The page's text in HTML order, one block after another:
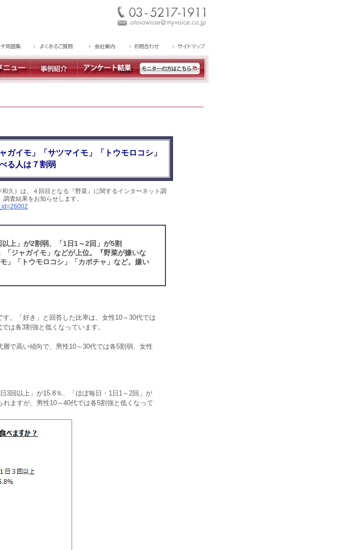
ガイモ」「サツマイモ」「トウモロコシ」
る人は７割弱
久）は、４回目となる『野菜』に関するインターネット調
査結果をお知らせします。
上」が2割弱、「1日1～2回」が5割
ジャガイモ」などが上位。『野菜が嫌いな
」「トウモロコシ」「カボチャ」など。嫌い
。「好き」と回答した比率は、女性10～30代では
は各3割強と低くなっています。
で高い傾向で、男性10～30代では各5割弱、女性
3回以上」が15.8％、「ほぼ毎日・1日1～2回」が
ますが、男性10～40代では各5割強と低くなって